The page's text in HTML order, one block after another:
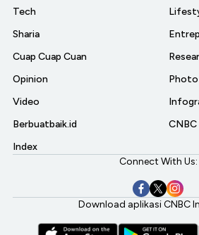
Tech
Sharia
Cuap Cuap Cuan
Opinion
Video
Berbuatbaik.id
Index
Photo
Connect With Us:
Download aplikasi CNBC